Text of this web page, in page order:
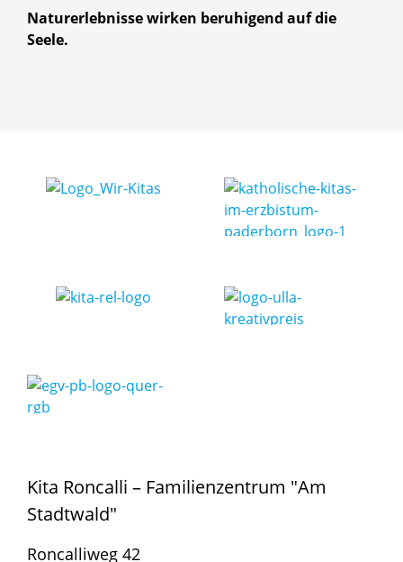
Naturerlebnisse wirken beruhigend auf die
Seele.
Kita Roncalli – Familienzentrum "Am
Stadtwald"
Roncalliweg 42